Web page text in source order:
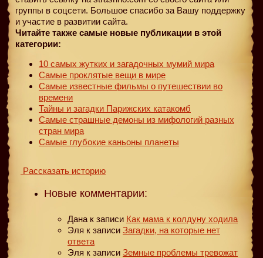
группы в соцсети. Большое спасибо за Вашу поддержку
и участие в развитии сайта.
Читайте также самые новые публикации в этой
категории:
10 самых жутких и загадочных мумий мира
Самые проклятые вещи в мире
Самые известные фильмы о путешествии во
времени
Тайны и загадки Парижских катакомб
Самые страшные демоны из мифологий разных
стран мира
Самые глубокие каньоны планеты
Рассказать историю
Новые комментарии:
Дана к записи Как мама к колдуну ходила
Эля к записи Загадки, на которые нет
ответа
Эля к записи Земные проблемы тревожат